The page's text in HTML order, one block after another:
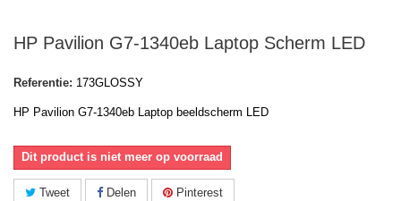
HP Pavilion G7-1340eb Laptop Scherm LED
Referentie: 173GLOSSY
HP Pavilion G7-1340eb Laptop beeldscherm LED
Dit product is niet meer op voorraad
Tweet Delen Pinterest